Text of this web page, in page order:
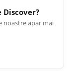
noastre apar mai